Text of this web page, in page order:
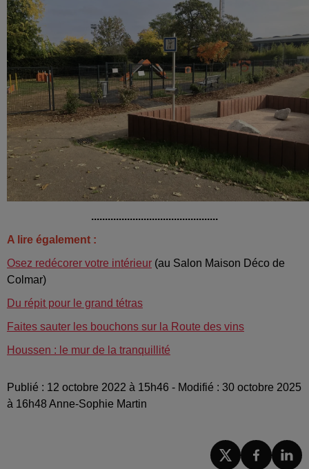
..............................................
A lire également :
Osez redécorer votre intérieur (au Salon Maison Déco de
Colmar)
Du répit pour le grand tétras
Faites sauter les bouchons sur la Route des vins
Houssen : le mur de la tranquillité
Publié : 12 octobre 2022 à 15h46 - Modifié : 30 octobre 2025
à 16h48 Anne-Sophie Martin